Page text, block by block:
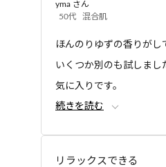
yma さん
50代
混合肌
ほんのりゆずの香りがし
いくつか別のも試しまし
気に入りです。
一年通して使いやすいと
続きを読む
リラックスできる